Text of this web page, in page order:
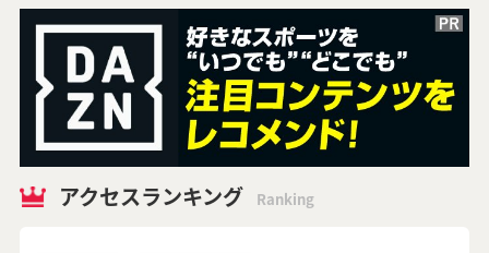
アクセスランキング Ranking